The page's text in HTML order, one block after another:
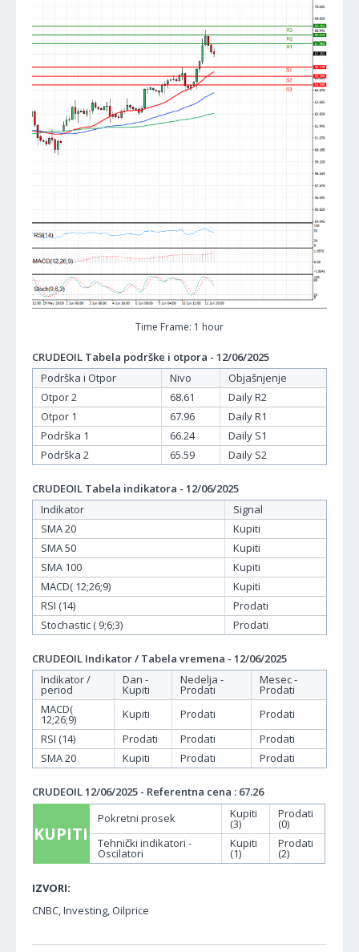
Time Frame: 1 hour
CRUDEOIL Tabela podrške i otpora - 12/06/2025
Podrška i Otpor
Nivo
Objašnjenje
Otpor 2
68.61
Daily R2
Otpor 1
67.96
Daily R1
Podrška 1
66.24
Daily S1
Podrška 2
65.59 Daily S2
CRUDEOIL Tabela indikatora - 12/06/2025
Indikator
Signal
SMA 20
Kupiti
SMA 50
Kupiti
SMA 100
Kupiti
MACD( 12;26;9)
Kupiti
RSI (14)
Prodati
Stochastic ( 9;6;3)
Prodati
CRUDEOIL Indikator / Tabela vremena - 12/06/2025
Indikator /
period
Dan -
Kupiti
Nedelja -
Prodati
Mesec -
Prodati
MACD(
12;26;9) Kupiti Prodati
Prodati
RSI (14)
Prodati Prodati
Prodati
SMA 20
Kupiti Prodati Prodati
CRUDEOIL 12/06/2025 - Referentna cena : 67.26
KUPITI
Pokretni prosek Kupiti
(3)
Prodati
(0)
Tehnički indikatori -
Oscilatori
Kupiti
(1)
Prodati
(2)
IZVORI:
CNBC, Investing, Oilprice